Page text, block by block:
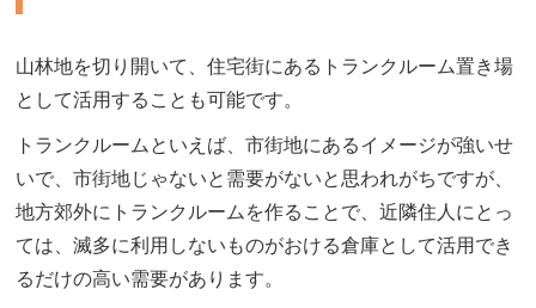
山林地を切り開いて、住宅街にあるトランクルーム置き場
として活用することも可能です。
トランクルームといえば、市街地にあるイメージが強いせ
いで、市街地じゃないと需要がないと思われがちですが、
地方郊外にトランクルームを作ることで、近隣住人にとっ
ては、滅多に利用しないものがおける倉庫として活用でき
るだけの高い需要があります。